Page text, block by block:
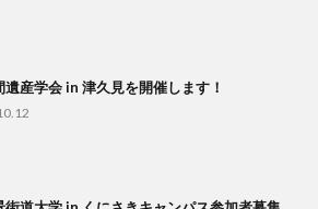
遺産学会 in 津久見を開催します！